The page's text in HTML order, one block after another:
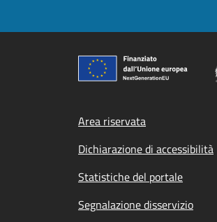
Footer menu
Area riservata
Dichiarazione di accessibilità
Statistiche del portale
Segnalazione disservizio